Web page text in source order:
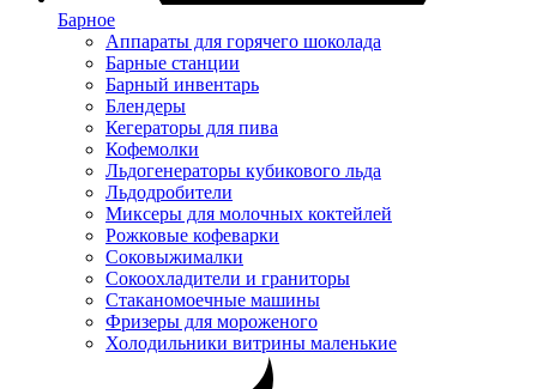
Барное
Аппараты для горячего шоколада
Барные станции
Барный инвентарь
Блендеры
Кегераторы для пива
Кофемолки
Льдогенераторы кубикового льда
Льдодробители
Миксеры для молочных коктейлей
Рожковые кофеварки
Соковыжималки
Сокоохладители и граниторы
Стаканомоечные машины
Фризеры для мороженого
Холодильники витрины маленькие